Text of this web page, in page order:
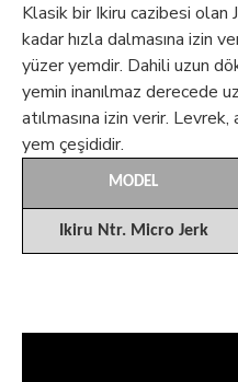
Klasik bir Ikiru cazibesi
kadar hızla dalmasına izin
yüzer yemdir. Dahili uzun
yemin inanılmaz derecede
atılmasına izin verir.
yem çeşididir.
MODEL
Ikiru Ntr. Micro Jerk